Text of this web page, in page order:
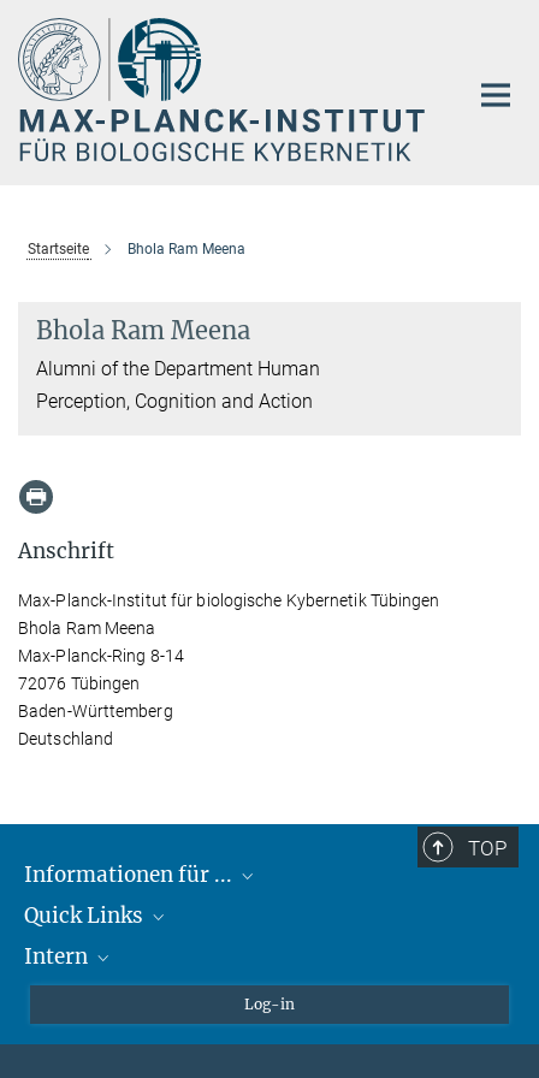
Hauptinhalt
Startseite Bhola Ram Meena
Bhola Ram Meena
Alumni of the Department Human
Perception, Cognition and Action
Anschrift
Max-Planck-Institut für biologische Kybernetik Tübingen
Bhola Ram Meena
Max-Planck-Ring 8-14
72076 Tübingen
Baden-Württemberg
Deutschland
TOP
Informationen für ...
Lieferanten
Studierende
Quick Links
Max-Planck-Gesellschaft
Max-Planck-Campus Tübingen
Intern
Log-in